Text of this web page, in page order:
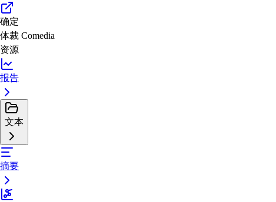
确定
体裁 Comedia
资源
报告
文本
摘要